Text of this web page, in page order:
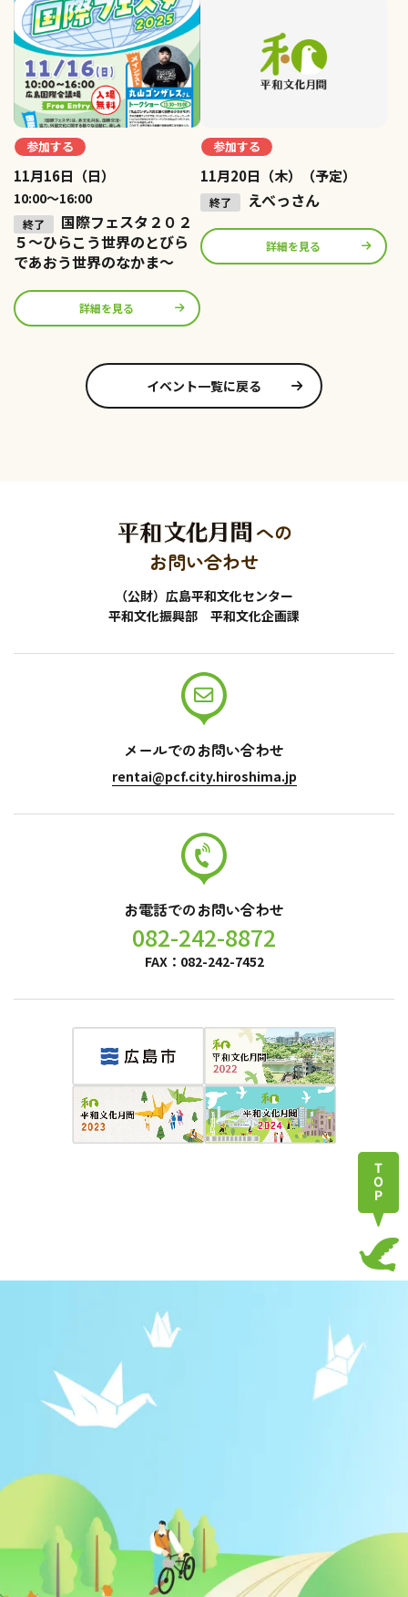
参加する
11月16日（日）
10:00〜16:00
国際フェスタ２０２
５～ひらこう世界のとびら
であおう世界のなかま～
詳細を見る
参加する
11月20日（木）（予定）
えべっさん
詳細を見る
イベント一覧に戻る
への
お問い合わせ
（公財）広島平和文化センター
平和文化振興部 平和文化企画課
メールでのお問い合わせ
rentai@pcf.city.hiroshima.jp
お電話でのお問い合わせ
082-242-8872
FAX：082-242-7452